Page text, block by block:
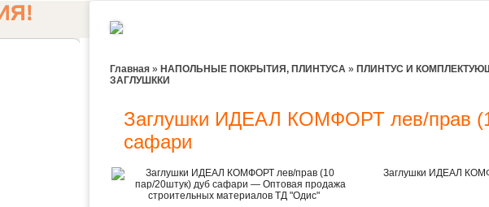
Главная » НАПОЛЬНЫЕ ПОКРЫТИЯ, ПЛИНТУСА » ПЛИНТУС И
ЗАГЛУШККИ
Заглушки ИДЕАЛ КОМФОРТ лев/прав
сафари
Заглушки ИДЕАЛ